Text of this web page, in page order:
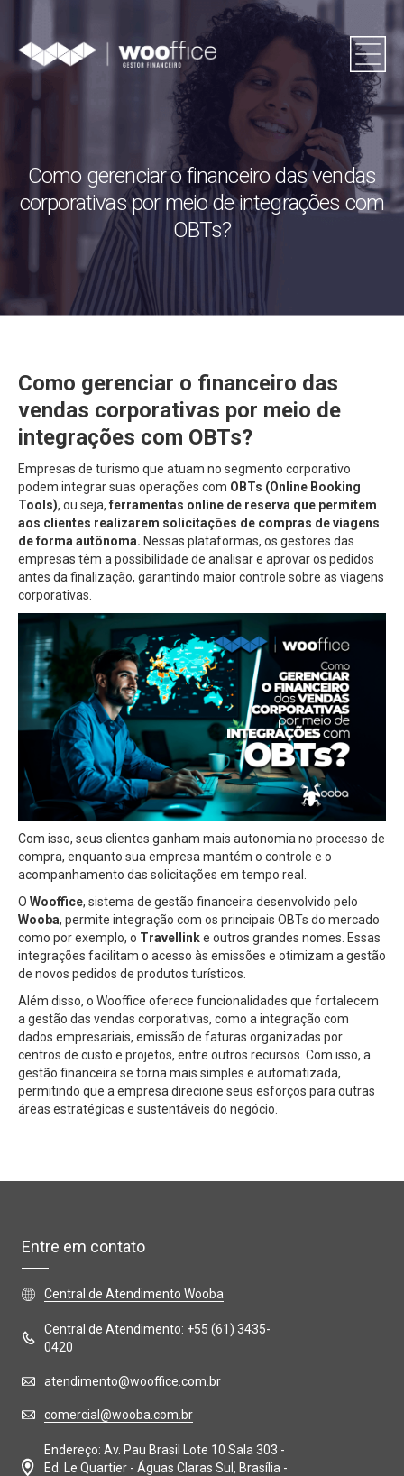
Como gerenciar o financeiro das vendas
corporativas por meio de integrações com
OBTs?
Como gerenciar o financeiro das
vendas corporativas por meio de
integrações com OBTs?
Empresas de turismo que atuam no segmento corporativo
podem integrar suas operações com OBTs (Online Booking
Tools), ou seja, ferramentas online de reserva que permitem
aos clientes realizarem solicitações de compras de viagens
de forma autônoma. Nessas plataformas, os gestores das
empresas têm a possibilidade de analisar e aprovar os pedidos
antes da finalização, garantindo maior controle sobre as viagens
corporativas.
Com isso, seus clientes ganham mais autonomia no processo de
compra, enquanto sua empresa mantém o controle e o
acompanhamento das solicitações em tempo real.
O Wooffice, sistema de gestão financeira desenvolvido pelo
Wooba, permite integração com os principais OBTs do mercado
como por exemplo, o Travellinke outros grandes nomes. Essas
integrações facilitam o acesso às emissões e otimizam a gestão
de novos pedidos de produtos turísticos.
Além disso, o Wooffice oferece funcionalidades que fortalecem
a gestão das vendas corporativas, como a integração com
dados empresariais, emissão de faturas organizadas por
centros de custo e projetos, entre outros recursos. Com isso, a
gestão financeira se torna mais simples e automatizada,
permitindo que a empresa direcione seus esforços para outras
áreas estratégicas e sustentáveis do negócio.
Entre em contato
Central de Atendimento Wooba
Central de Atendimento: +55 (61) 3435-
0420
atendimento@wooffice.com.br
comercial@wooba.com.br
Endereço: Av. Pau Brasil Lote 10 Sala 303 -
Ed. Le Quartier - Águas Claras Sul, Brasília -